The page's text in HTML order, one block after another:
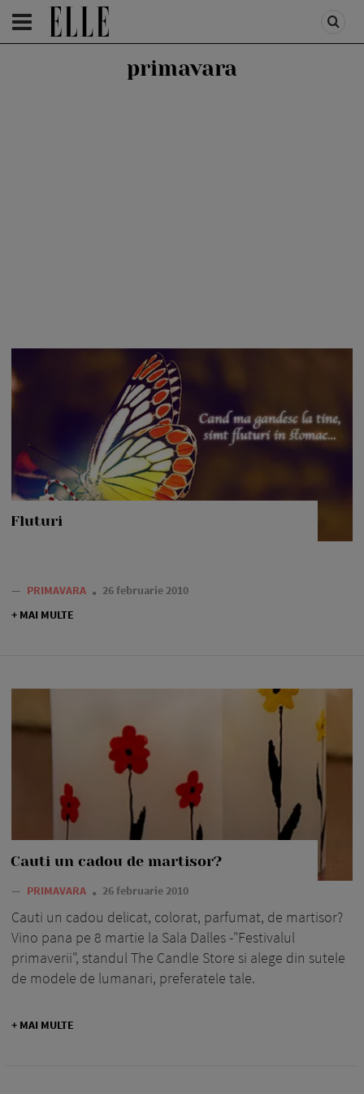
HOMEPAGE /E-CARDS
primavara
Fluturi
— PRIMAVARA
26 februarie 2010
+ MAI MULTE
Cauti un cadou de martisor?
— PRIMAVARA 26 februarie 2010
Cauti un cadou delicat, colorat, parfumat, de martisor?
Vino pana pe 8 martie la Sala Dalles -"Festivalul
primaverii", standul The Candle Store si alege din sutele
de modele de lumanari, preferatele tale.
+ MAI MULTE